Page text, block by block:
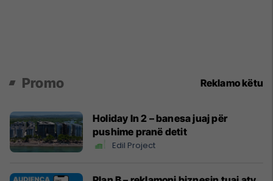
Promo Reklamo këtu
Holiday In 2 – banesa juaj për
pushime pranë detit
Edil Project